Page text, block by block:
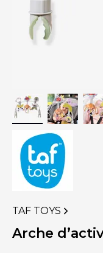
VOIR
PLUS
DE
TAF TOYS
Arche